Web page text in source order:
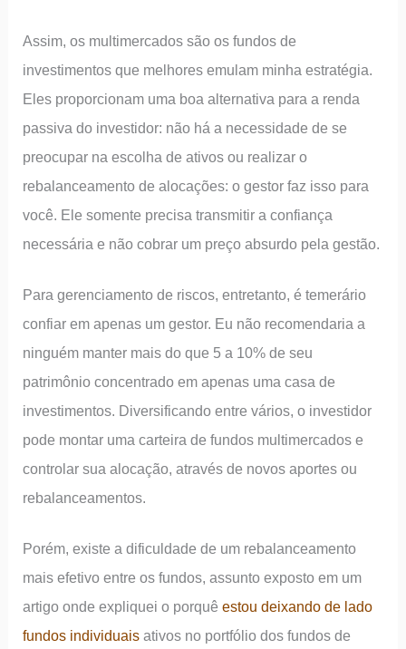
Assim, os multimercados são os fundos de
investimentos que melhores emulam minha estratégia.
Eles proporcionam uma boa alternativa para a renda
passiva do investidor: não há a necessidade de se
preocupar na escolha de ativos ou realizar o
rebalanceamento de alocações: o gestor faz isso para
você. Ele somente precisa transmitir a confiança
necessária e não cobrar um preço absurdo pela gestão.
Para gerenciamento de riscos, entretanto, é temerário
confiar em apenas um gestor. Eu não recomendaria a
ninguém manter mais do que 5 a 10% de seu
patrimônio concentrado em apenas uma casa de
investimentos. Diversificando entre vários, o investidor
pode montar uma carteira de fundos multimercados e
controlar sua alocação, através de novos aportes ou
rebalanceamentos.
Porém, existe a dificuldade de um rebalanceamento
mais efetivo entre os fundos, assunto exposto em um
artigo onde expliquei o porquêestou deixando de lado
fundos individuais ativos no portfólio dos fundos de